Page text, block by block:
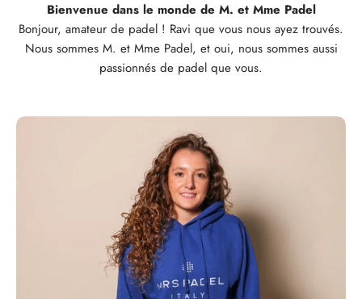
Bienvenue dans le monde de M. et Mme Padel
Bonjour, amateur de padel ! Ravi que vous nous ayez trouvés.
Nous sommes M. et Mme Padel, et oui, nous sommes aussi
passionnés de padel que vous.